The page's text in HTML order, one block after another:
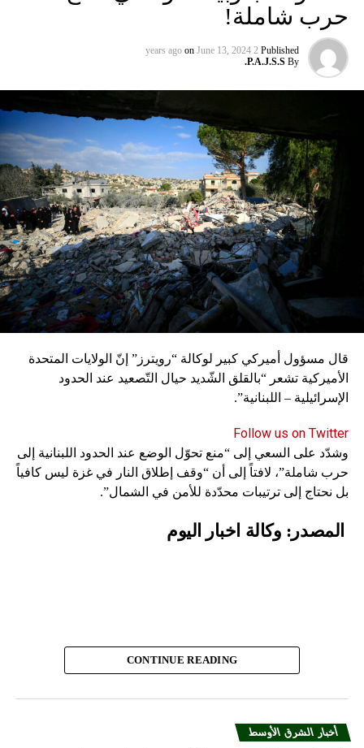
حرب شاملة!
Published
2 years ago
on June 13, 2024
By
P.A.J.S.S.
قال مسؤول أميركي كبير لوكالة “رويترز” إنّ الولايات المتحدة
الأميركية تشعر “بالقلق الشّديد حيال التّصعيد عند الحدود
الإسرائيلية – اللبنانية”.
Follow us on Twitter
وشدّد على السعي إلى “منع تحوّل الوضع عند الحدود اللبنانية إلى
حرب شاملة”، لافتاً إلى أن “وقف إطلاق النار في غزة ليس كافياً
بل نحتاج إلى ترتيبات محدّدة للأمن في الشمال”.
المصدر: وكالة اخبار اليوم
CONTINUE READING
أخبار الشرق الأوسط